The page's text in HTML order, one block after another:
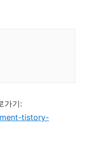
가기:
tistory-